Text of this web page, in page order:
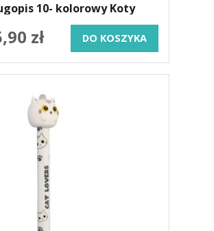
10- kolorowy Koty
zł DO KOSZYKA